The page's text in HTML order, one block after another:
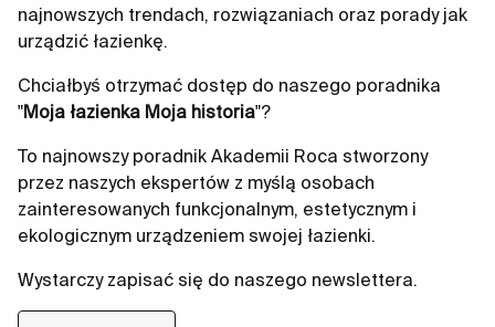
najnowszych trendach, rozwiązaniach oraz porady jak
urządzić łazienkę.
Chciałbyś otrzymać dostęp do naszego poradnika
"Moja łazienka Moja historia"?
To najnowszy poradnik Akademii Roca stworzony
przez naszych ekspertów z myślą osobach
zainteresowanych funkcjonalnym, estetycznym i
ekologicznym urządzeniem swojej łazienki.
Wystarczy zapisać się do naszego newslettera.